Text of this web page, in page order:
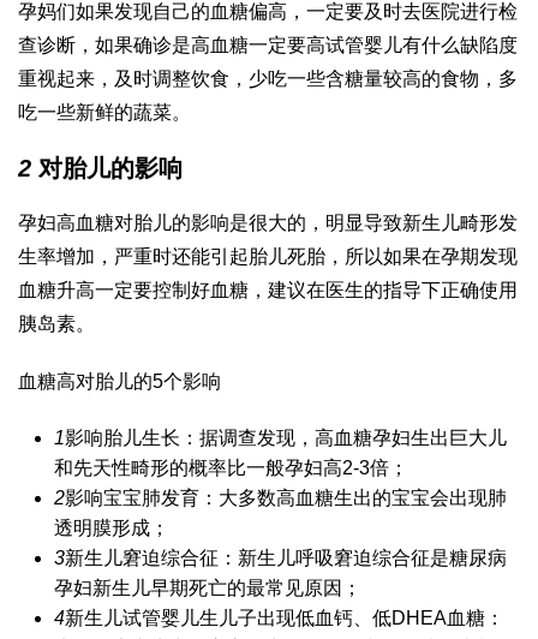
孕妈们如果发现自己的血糖偏高，一定要及时去医院进行检
查诊断，如果确诊是高血糖一定要高试管婴儿有什么缺陷度
重视起来，及时调整饮食，少吃一些含糖量较高的食物，多
吃一些新鲜的蔬菜。
2 对胎儿的影响
孕妇高血糖对胎儿的影响是很大的，明显导致新生儿畸形发
生率增加，严重时还能引起胎儿死胎，所以如果在孕期发现
血糖升高一定要控制好血糖，建议在医生的指导下正确使用
胰岛素。
血糖高对胎儿的5个影响
1影响胎儿生长：据调查发现，高血糖孕妇生出巨大儿
和先天性畸形的概率比一般孕妇高2-3倍；
2影响宝宝肺发育：大多数高血糖生出的宝宝会出现肺
透明膜形成；
3新生儿窘迫综合征：新生儿呼吸窘迫综合征是糖尿病
孕妇新生儿早期死亡的最常见原因；
4新生儿试管婴儿生儿子出现低血钙、低DHEA血糖：